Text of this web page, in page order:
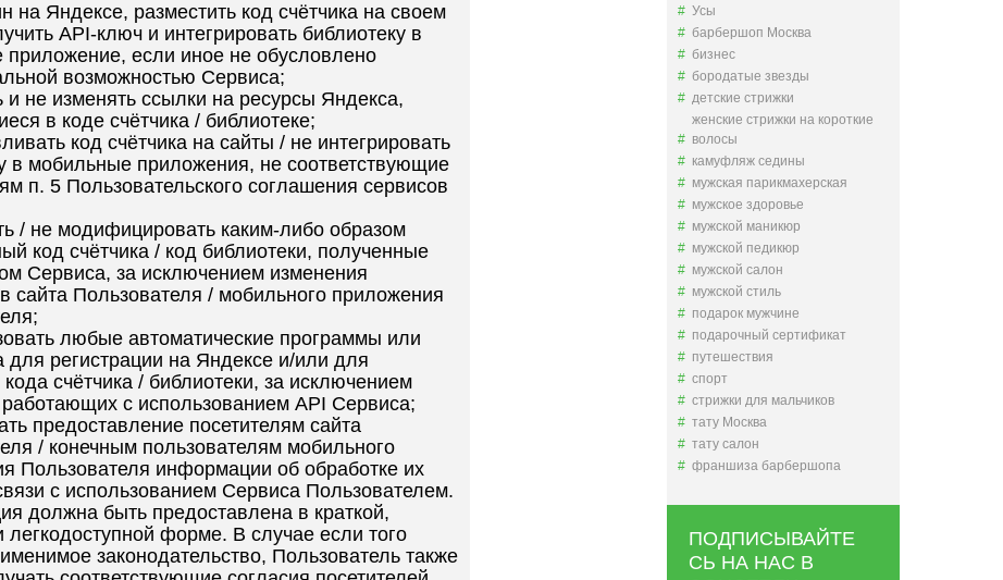
на Яндексе, разместить код счётчика на своем
API-ключ и интегрировать библиотеку в
приложение, если иное не обусловлено
возможностью Сервиса;
и не изменять ссылки на ресурсы Яндекса,
в коде счётчика / библиотеке;
код счётчика на сайты / не интегрировать
в мобильные приложения, не соответствующие
п. 5 Пользовательского соглашения сервисов
/ не модифицировать каким-либо образом
код счётчика / код библиотеки, полученные
Сервиса, за исключением изменения
сайта Пользователя / мобильного приложения
любые автоматические программы или
для регистрации на Яндексе и/или для
счётчика / библиотеки, за исключением
с использованием API Сервиса;
предоставление посетителям сайта
/ конечным пользователям мобильного
Пользователя информации об обработке их
с использованием Сервиса Пользователем.
должна быть предоставлена в краткой,
легкодоступной форме. В случае если того
законодательство, Пользователь также
Усы
барбершоп Москва
бизнес
бородатые звезды
детские стрижки
женские стрижки на короткие
волосы
камуфляж седины
мужская парикмахерская
мужское здоровье
мужской маникюр
мужской педикюр
мужской салон
мужской стиль
подарок мужчине
подарочный сертификат
путешествия
спорт
стрижки для мальчиков
тату Москва
тату салон
франшиза барбершопа
ПОДПИСЫВАЙТЕ
СЬ НА НАС В